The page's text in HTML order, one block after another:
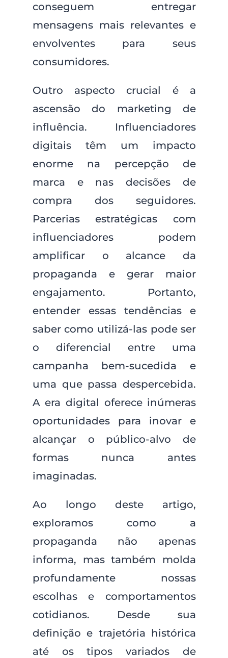
conseguem entregar
mensagens mais relevantes e
envolventes para seus
consumidores.
Outro aspecto crucial é a
ascensão do marketing de
influência. Influenciadores
digitais têm um impacto
enorme na percepção de
marca e nas decisões de
compra dos seguidores.
Parcerias estratégicas com
influenciadores podem
amplificar o alcance da
propaganda e gerar maior
engajamento. Portanto,
entender essas tendências e
saber como utilizá-las pode ser
o diferencial entre uma
campanha bem-sucedida e
uma que passa despercebida.
A era digital oferece inúmeras
oportunidades para inovar e
alcançar o público-alvo de
formas nunca antes
imaginadas.
Ao longo deste artigo,
exploramos como a
propaganda não apenas
informa, mas também molda
profundamente nossas
escolhas e comportamentos
cotidianos. Desde sua
definição e trajetória histórica
até os tipos variados de